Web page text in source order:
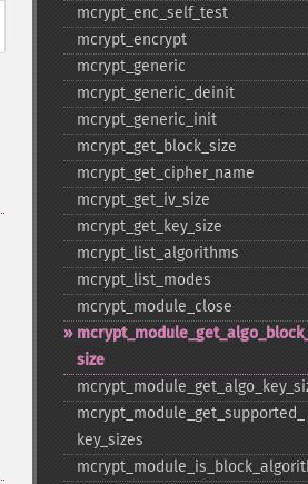
mcrypt_​enc_​self_​test
mcrypt_​encrypt
mcrypt_​generic
mcrypt_​generic_​deinit
mcrypt_​generic_​init
mcrypt_​get_​block_​size
mcrypt_​get_​cipher_​name
mcrypt_​get_​iv_​size
mcrypt_​get_​key_​size
mcrypt_​list_​algorithms
mcrypt_​list_​modes
mcrypt_​module_​close
mcrypt_​module_​get_​algo_​block_​
size
mcrypt_​module_​get_​supported_​
key_​sizes